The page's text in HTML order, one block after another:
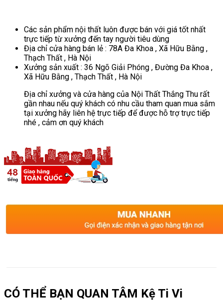
Các sản phẩm nội thất luôn được bán với giá tốt nhất
trực tiếp từ xưởng đến tay người tiêu dùng
Địa chỉ cửa hàng bán lẻ : 78A Đa Khoa , Xã Hữu Bằng ,
Thạch Thất , Hà Nội
Xưởng sản xuất : 36 Ngõ Giải Phóng , Đường Đa Khoa ,
Xã Hữu Bằng , Thạch Thất , Hà Nội
Địa chỉ xưởng và cửa hàng của Nội Thất Thắng Thu rất
gần nhau nếu quý khách có nhu cầu tham quan mua sắm
tại xưởng hãy liên hệ trực tiếp để được hỗ trợ trực tiếp
nhé , cảm ơn quý khách
CÓ THỂ BẠN QUAN TÂM Kệ Ti Vi